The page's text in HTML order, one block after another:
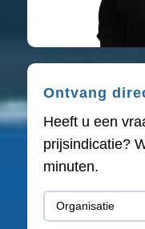
Ontvang
Heeft u een
prijsindicatie?
minuten.
Organisatie
(Vereist)